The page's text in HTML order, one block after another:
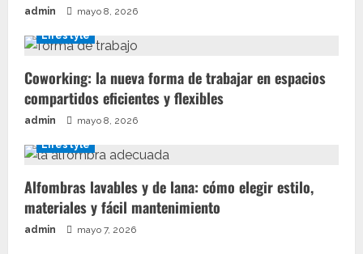
admin mayo 8, 2026
Lifestyle
Coworking: la nueva forma de trabajar en espacios
compartidos eficientes y flexibles
admin mayo 8, 2026
Lifestyle
Alfombras lavables y de lana: cómo elegir estilo,
materiales y fácil mantenimiento
admin mayo 7, 2026